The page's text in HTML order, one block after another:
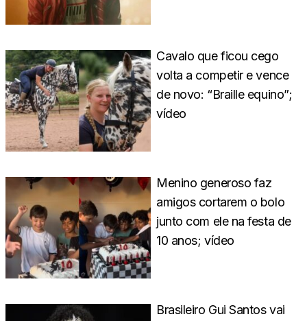
Cavalo que ficou cego
volta a competir e vence
de novo: “Braille equino”;
vídeo
Menino generoso faz
amigos cortarem o bolo
junto com ele na festa de
10 anos; vídeo
Brasileiro Gui Santos vai